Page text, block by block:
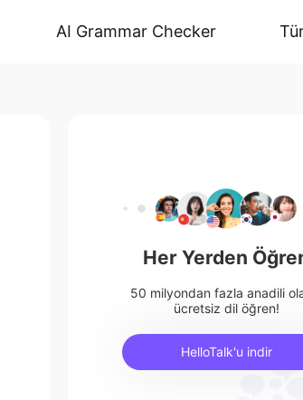
AI Grammar Checker
Her Yerden
50 milyondan fazla anadili
ücretsiz dil öğren!
HelloTalk'u indir